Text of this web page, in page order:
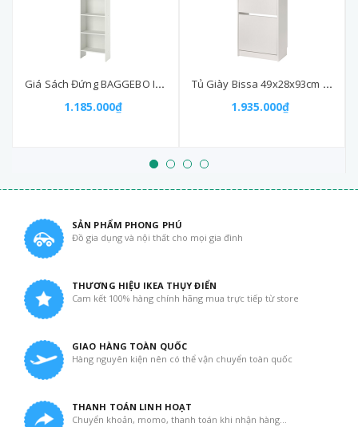
Giá Sách Đứng BAGGEBO Ikea Màu Trắng 50x25x160cm
1.185.000₫
Tủ Giày Bissa 49x28x93cm 2 Ngăn Trắng
1.935.000₫
SẢN PHẨM PHONG PHÚ
Đồ gia dụng và nội thất cho mọi gia đình
THƯƠNG HIỆU IKEA THỤY ĐIỂN
Cam kết 100% hàng chính hãng mua trực tiếp từ store
GIAO HÀNG TOÀN QUỐC
Hàng nguyên kiện nên có thể vận chuyển toàn quốc
THANH TOÁN LINH HOẠT
Chuyển khoản, momo, thanh toán khi nhận hàng...